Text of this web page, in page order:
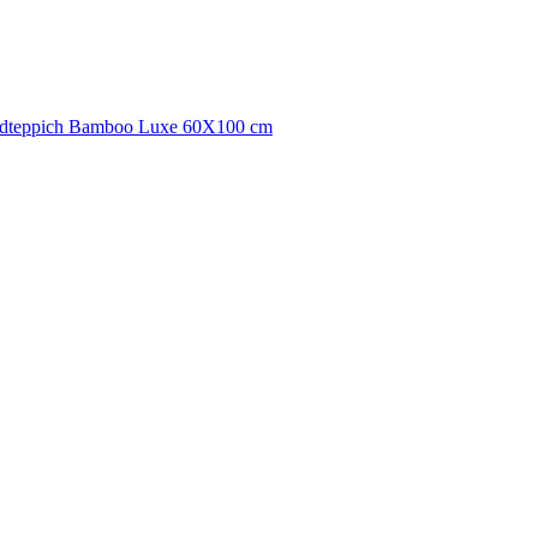
Bamboo Luxe 60X100 cm